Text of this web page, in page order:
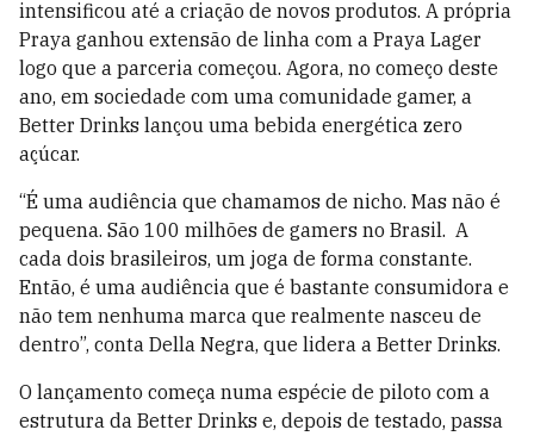
intensificou até a criação de novos produtos. A própria
Praya ganhou extensão de linha com a Praya Lager
logo que a parceria começou. Agora, no começo deste
ano, em sociedade com uma comunidade gamer, a
Better Drinks lançou uma bebida energética zero
açúcar.
“É uma audiência que chamamos de nicho. Mas não é
pequena. São 100 milhões de gamers no Brasil. A
cada dois brasileiros, um joga de forma constante.
Então, é uma audiência que é bastante consumidora e
não tem nenhuma marca que realmente nasceu de
dentro”, conta Della Negra, que lidera a Better Drinks.
O lançamento começa numa espécie de piloto com a
estrutura da Better Drinks e, depois de testado, passa